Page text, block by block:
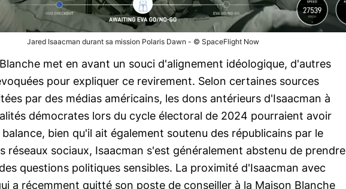
Jared Isaacman durant sa mission Polaris Dawn - © SpaceFlight Now
met en avant un souci d'alignement idéologique, d'autres
pour expliquer ce revirement. Selon certaines sources
par des médias américains, les dons antérieurs d'Isaacman à
démocrates lors du cycle électoral de 2024 pourraient avoir
balance, bien qu'il ait également soutenu des républicains par le
réseaux sociaux, Isaacman s'est généralement abstenu de prendre
questions politiques sensibles. La proximité d'Isaacman avec
a récemment quitté son poste de conseiller à la Maison Blanche